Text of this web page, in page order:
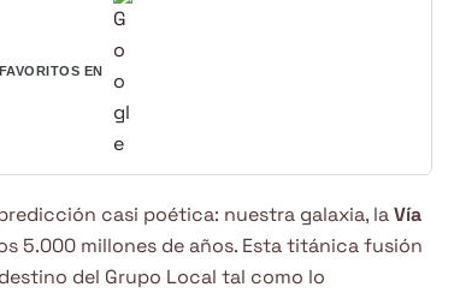
EN
casi poética: nuestra galaxia, laVía
5.000 millones de años. Esta titánica fusión
del Grupo Local tal como lo